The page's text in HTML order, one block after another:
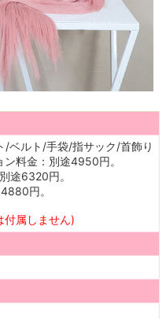
/ベルト/手袋/指サック/首飾り
ン料金：別途4950円。
途6320円。
円。
付属しません)